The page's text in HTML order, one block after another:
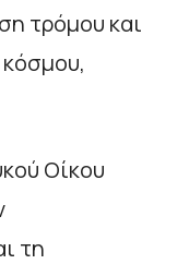
τρόμου και
Οίκου
τη